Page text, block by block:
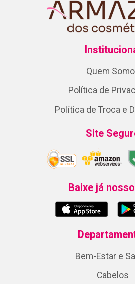
Quem
Política de
Política de Troca e
Site
Baixe já
Bem-Estar e
Cabelos